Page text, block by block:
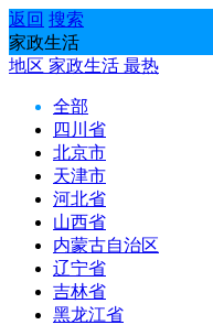
返回 搜索
家政生活
地区 家政生活 最热
全部
四川省
北京市
天津市
河北省
山西省
内蒙古自治区
辽宁省
吉林省
黑龙江省